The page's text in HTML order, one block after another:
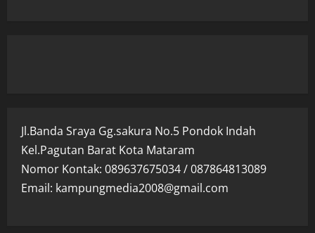
Jl.Banda Sraya Gg.sakura No.5 Pondok Indah
Kel.Pagutan Barat Kota Mataram
Nomor Kontak: 089637675034 / 087864813089
Email: kampungmedia2008@gmail.com